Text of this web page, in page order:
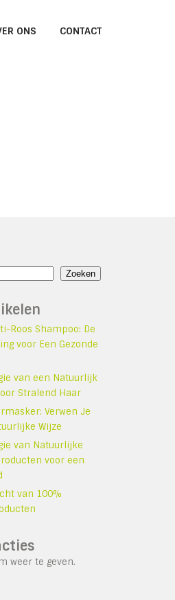
ONS CONTACT
Zoeken
Roos Shampoo: De
voor Een Gezonde
van een Natuurlijk
Stralend Haar
Verwen Je
Wijze
van Natuurlijke
voor een
van 100%
weer te geven.